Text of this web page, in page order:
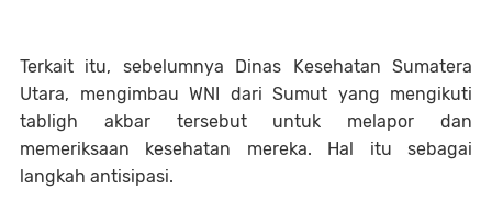
Terkait itu, sebelumnya Dinas Kesehatan Sumatera
Utara, mengimbau WNI dari Sumut yang mengikuti
tabligh akbar tersebut untuk melapor dan
memeriksaan kesehatan mereka. Hal itu sebagai
langkah antisipasi.